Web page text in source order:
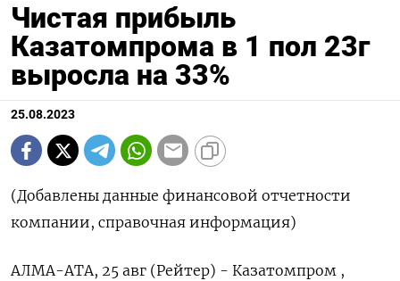
Чистая прибыль
Казатомпрома в 1 пол 23г
выросла на 33%
25.08.2023
(Добавлены данные финансовой отчетности
компании, справочная информация)
АЛМА-АТА, 25 авг (Рейтер) - Казатомпром ,